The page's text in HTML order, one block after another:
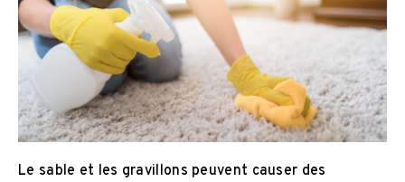
Le sable et les gravillons peuvent causer des